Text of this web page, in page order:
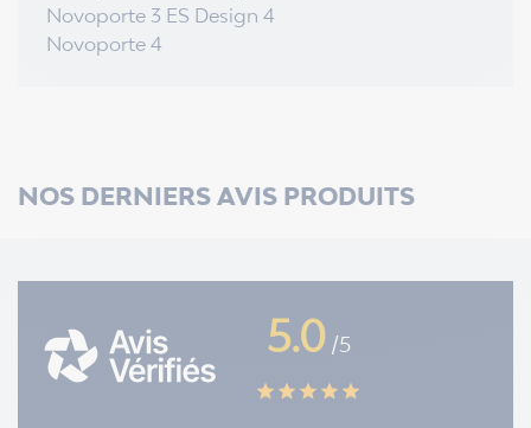
Novoporte 3 ES Design 4
Novoporte 4
NOS DERNIERS AVIS PRODUITS
5.0 /5
star star star star star